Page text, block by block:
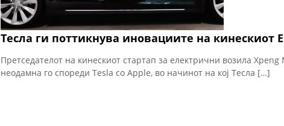
Тесла ги поттикнува иновациите на кинескиот
Претседателот на кинескиот стартап за електрични возила Xpeng
неодамна го спореди Tesla со Apple, во начинот на кој Тесла […]